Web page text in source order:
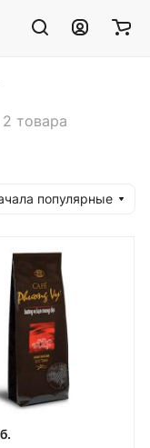
2 товара
популярные